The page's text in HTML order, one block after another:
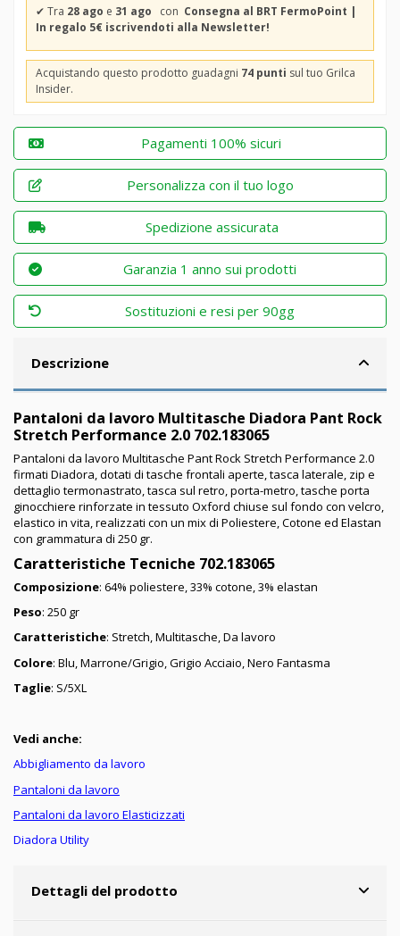
✔ Tra 28 ago e 31 ago con Consegna al BRT FermoPoint |
In regalo 5€ iscrivendoti alla Newsletter!
Acquistando questo prodotto guadagni 74 punti sul tuo Grilca
Insider.
Pagamenti 100% sicuri
Personalizza con il tuo logo
Spedizione assicurata
Garanzia 1 anno sui prodotti
Sostituzioni e resi per 90gg
Descrizione
Pantaloni da lavoro Multitasche Diadora Pant Rock
Stretch Performance 2.0 702.183065
Pantaloni da lavoro Multitasche Pant Rock Stretch Performance 2.0
firmati Diadora, dotati di tasche frontali aperte, tasca laterale, zip e
dettaglio termonastrato, tasca sul retro, porta-metro, tasche porta
ginocchiere rinforzate in tessuto Oxford chiuse sul fondo con velcro,
elastico in vita, realizzati con un mix di Poliestere, Cotone ed Elastan
con grammatura di 250 gr.
Caratteristiche Tecniche 702.183065
Composizione: 64% poliestere, 33% cotone, 3% elastan
Peso: 250 gr
Caratteristiche: Stretch, Multitasche, Da lavoro
Colore: Blu, Marrone/Grigio, Grigio Acciaio, Nero Fantasma
Taglie: S/5XL
Vedi anche:
Abbigliamento da lavoro
Pantaloni da lavoro
Pantaloni da lavoro Elasticizzati
Diadora Utility
Dettagli del prodotto